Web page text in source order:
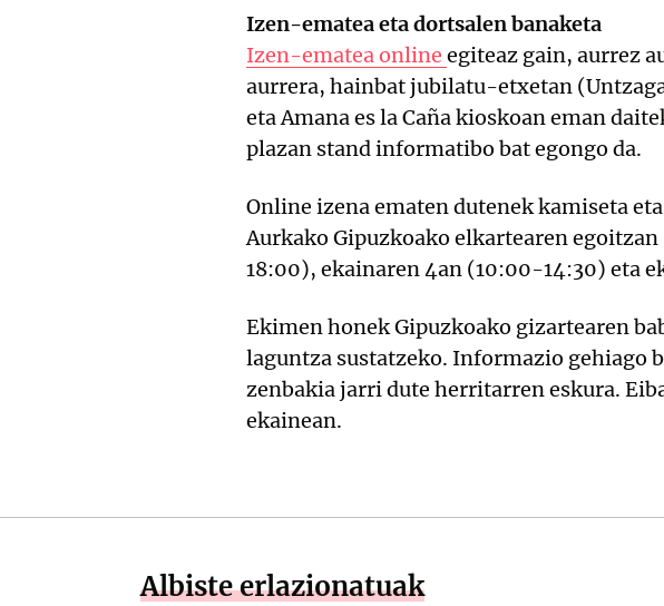
Izen-ematea eta dortsalen banaketa
Izen-ematea online egiteaz gain, aurrez
aurrera, hainbat jubilatu-etxetan
eta Amana es la Caña kioskoan eman
plazan stand informatibo bat egongo da.
Online izena ematen dutenek kamiseta
Aurkako Gipuzkoako elkartearen
18:00), ekainaren 4an (10:00-14:30) eta
Ekimen honek Gipuzkoako gizartearen
laguntza sustatzeko. Informazio gehiago
zenbakia jarri dute herritarren eskura.
ekainean.
Albiste erlazionatuak